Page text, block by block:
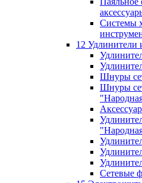
Системы
12 Удлинители
Шнуры
Шнуры
Сетевые